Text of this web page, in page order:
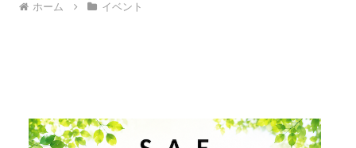
ホーム イベント